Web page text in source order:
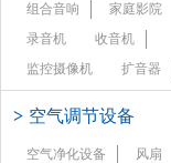
组合音响
家庭影院
录音机
收音机
监控摄像机
扩音器
> 空气调节设备
空气净化设备
风扇